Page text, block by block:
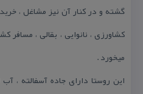
گشته و در كنار آن نیز مشاغل ،
كشاورزی ، نانوایی ، بقالی ،
میخورد .
این روستا دارای جاده آسفالته ،